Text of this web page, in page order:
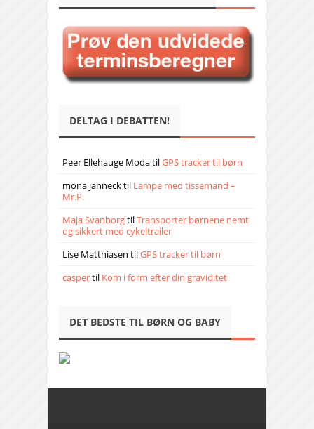
DELTAG I DEBATTEN!
Peer Ellehauge ModatilGPS tracker til børn
mona jannecktil Lampe med tissemand –
Mr.P.
Maja SvanborgtilTransporter børnene nemt
og sikkert med cykeltrailer
Lise Matthiasen tilGPS tracker til børn
caspertil Kom i form efter din graviditet
DET BEDSTE TIL BØRN OG BABY